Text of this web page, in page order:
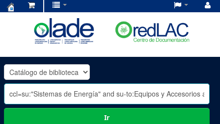
OLADE
-
Ir